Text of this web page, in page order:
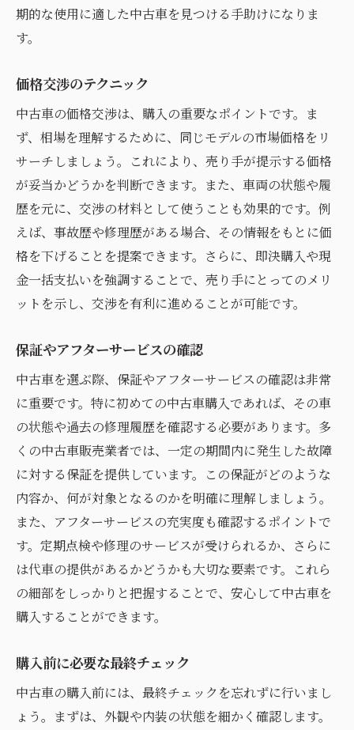
期的な使用に適した中古車を見つける手助けになりま
す。
価格交渉のテクニック
中古車の価格交渉は、購入の重要なポイントです。ま
ず、相場を理解するために、同じモデルの市場価格をリ
サーチしましょう。これにより、売り手が提示する価格
が妥当かどうかを判断できます。また、車両の状態や履
歴を元に、交渉の材料として使うことも効果的です。例
えば、事故歴や修理歴がある場合、その情報をもとに価
格を下げることを提案できます。さらに、即決購入や現
金一括支払いを強調することで、売り手にとってのメリ
ットを示し、交渉を有利に進めることが可能です。
保証やアフターサービスの確認
中古車を選ぶ際、保証やアフターサービスの確認は非常
に重要です。特に初めての中古車購入であれば、その車
の状態や過去の修理履歴を確認する必要があります。多
くの中古車販売業者では、一定の期間内に発生した故障
に対する保証を提供しています。この保証がどのような
内容か、何が対象となるのかを明確に理解しましょう。
また、アフターサービスの充実度も確認するポイントで
す。定期点検や修理のサービスが受けられるか、さらに
は代車の提供があるかどうかも大切な要素です。これら
の細部をしっかりと把握することで、安心して中古車を
購入することができます。
購入前に必要な最終チェック
中古車の購入前には、最終チェックを忘れずに行いまし
ょう。まずは、外観や内装の状態を細かく確認します。